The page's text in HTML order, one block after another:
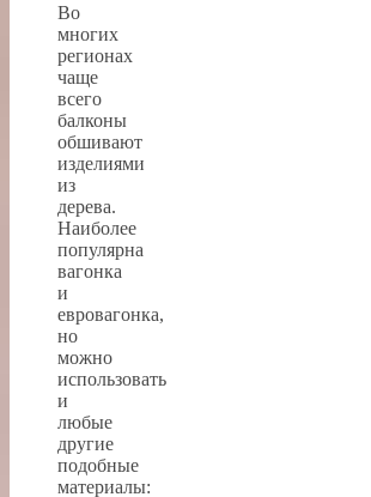
Во
многих
регионах
чаще
всего
балконы
обшивают
изделиями
из
дерева.
Наиболее
популярна
вагонка
и
евровагонка,
но
можно
использовать
и
любые
другие
подобные
материалы: